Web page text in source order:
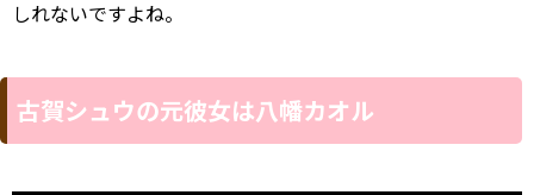
しれないですよね。
古賀シュウの元彼女は八幡カオル